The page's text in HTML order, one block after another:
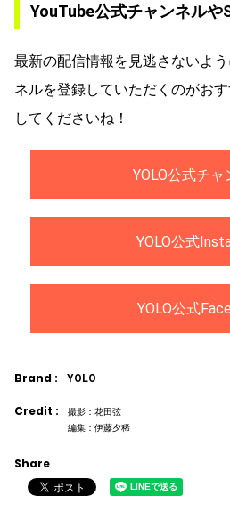
YouTube公式チャンネルや
最新の配信情報を見逃さないよ
ネルを登録していただくのがお
してくださいね！
YOLO公式チャ
YOLO公式
YOLO公式
Brand : YOLO
Credit :
撮影：花田弦
編集：伊藤夕稀
Share